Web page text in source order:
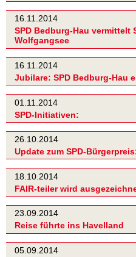
16.11.2014
SPD Bedburg-Hau vermittelt
Wolfgangsee
16.11.2014
Jubilare: SPD Bedburg-Hau
01.11.2014
SPD-Initiativen:
26.10.2014
Update zum SPD-
18.10.2014
FAIR-teiler wird
23.09.2014
Reise führte ins Havelland
05.09.2014